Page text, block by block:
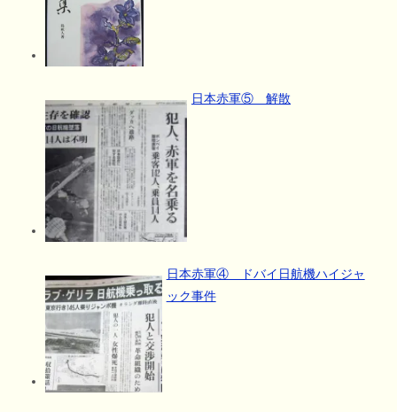
日本赤軍⑤ 解散
日本赤軍④ ドバイ日航機ハイジャ
ック事件